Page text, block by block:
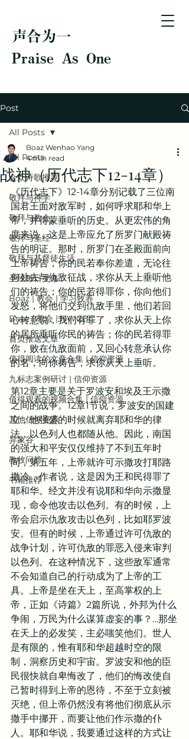
声合为一
Praise As One
Post
All Posts
会众诗歌推荐
敬拜与神学
敬拜与教会
敬拜与圣经
敬拜与基督徒生活
圣经每日灵修
Boaz | 教会 | 学习牧养
Boaz | 教会 | NWCBC
首页推送文章
值得阅读的文章合集 | 信仰资源
九标志案例研讨 | 信仰资源
值得观看的视频合集 | 信仰资源
其他信仰资源
异象谷
教牧问答
书籍推荐
All Posts
战神（历代志下12-14章）
Boaz Wenhao Yang
4 min read
《历代志下》12-14章分别记载了三位南
国君王面对敌军时，如何呼求耶和华上
帝，并得蒙垂听的历史。从更宏伟的角
度来说，这是上帝应允了所罗门献殿祷
告的明证。那时，所罗门在圣殿面前向
上帝祷告，你的民若奉你差遣，无论往
何处去与仇敌征战，求你从天上垂听他
们的祷告；你的民若得罪你，你向他们
发怒，将他们交到仇敌手里，他们若回
心转意说，我们有罪了，求你从天上你
的居所垂听你民的祷告；你的民若得罪
你，败在仇敌面前，又回心转意承认你
的名，向你祷告，求你从天上垂听。
第12章主要是关于罗波安和埃及王示撒
之间的战争。12章1节说，罗波安的国建
立，他强盛的时候就离弃耶和华的律
法，以色列人也都随从他。因此，南国
的强大和平安仅仅维持了不到五年时
间，第五年，上帝就许可示撒攻打耶路
撒冷，作者说，这是因为王和民得罪了
耶和华。经文并没有说耶和华向示撒显
现，命令他攻击以色列。有的时候，上
帝会启示仇敌攻击以色列，比如耶罗波
安。但有的时候，上帝通过许可仇敌的
战争计划，许可仇敌的罪恶入侵来审判
以色列。在这种情况下，这些敌军通常
不会知道自己的行动成为了上帝的工
具。上帝是坐在天上，至高掌权的上
帝，正如《诗篇》2篇所说，外邦为什么
争闹，万民为什么谋算虚妄的事？…那坐
在天上的必发笑，主必嗤笑他们。世人
是有限的，惟有耶和华超越时空的限
制，洞察历史和宇宙。罗波安和他的臣
民很快就自卑悔改了，他们的悔改使自
己暂时得到上帝的恩待，不至于立刻被
灭绝，但上帝仍然没有将他们彻底从示
撒手中挪开，而要让他们作示撒的仆
人。耶和华说，我要通过这样的方式让